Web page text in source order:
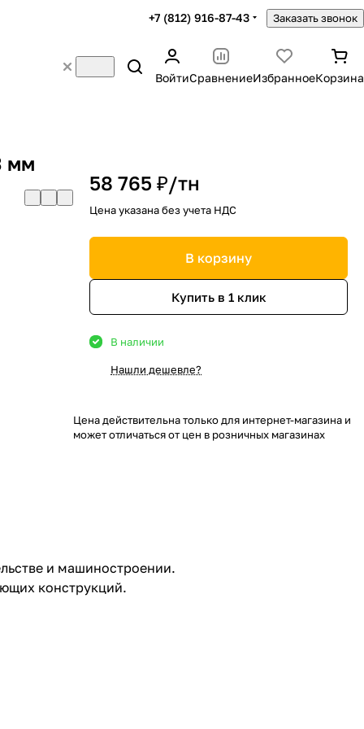
+7 (812) 916-87-43 Заказать звонок
ВойтиСравнениеИзбранноеКорзина
мм
58 765 ₽/тн
Цена указана без учета НДС
В корзину
Купить в 1 клик
В наличии
Нашли дешевле?
Цена действительна только для интернет-магазина и
может отличаться от цен в розничных магазинах
и машиностроении.
конструкций.